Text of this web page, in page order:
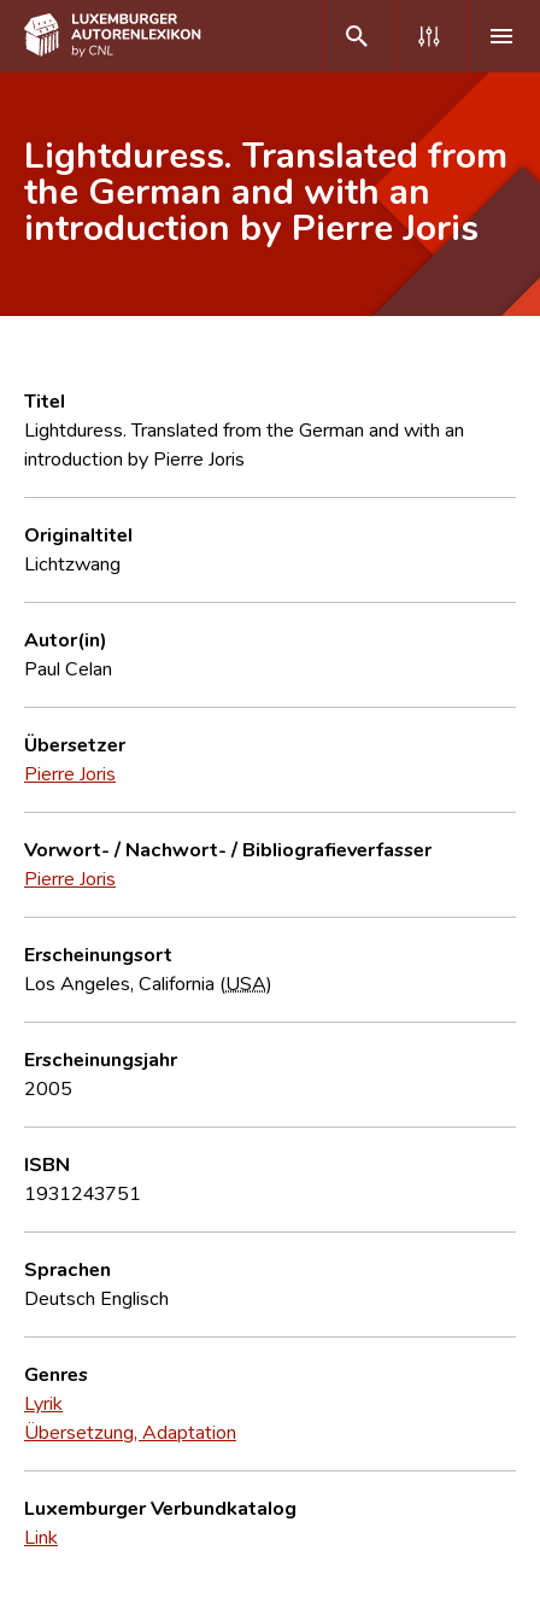
DE FR
Home
Erweiterte Suche
CNL
Forschungsgruppe
Lightduress. Translated from
the German and with an
introduction by Pierre Joris
Titel
Lightduress. Translated from the German and with an
introduction by Pierre Joris
Originaltitel
Lichtzwang
Autor(in)
Paul Celan
Übersetzer
Pierre Joris
Vorwort- / Nachwort- / Bibliografieverfasser
Pierre Joris
Erscheinungsort
Los Angeles, California (USA)
Erscheinungsjahr
2005
ISBN
1931243751
Sprachen
Deutsch Englisch
Genres
Lyrik
Übersetzung, Adaptation
Luxemburger Verbundkatalog
Link